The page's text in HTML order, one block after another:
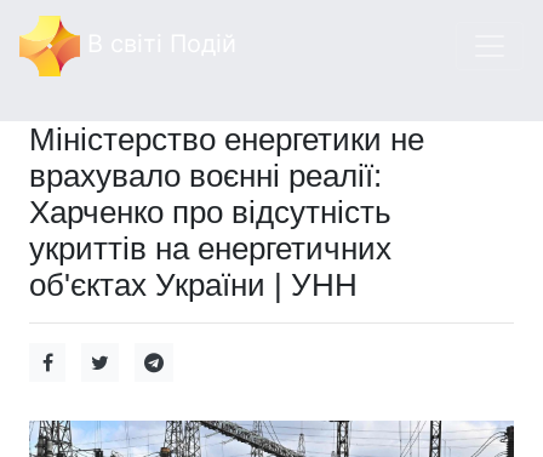
Міністерство енергетики не
врахувало воєнні реалії:
Харченко про відсутність
укриттів на енергетичних
об'єктах України | УНН